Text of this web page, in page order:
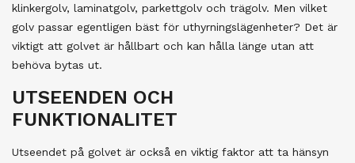
klinkergolv, laminatgolv, parkettgolv och trägolv. Men vilket
golv passar egentligen bäst för uthyrningslägenheter? Det är
viktigt att golvet är hållbart och kan hålla länge utan att
behöva bytas ut.
UTSEENDEN OCH
FUNKTIONALITET
Utseendet på golvet är också en viktig faktor att ta hänsyn